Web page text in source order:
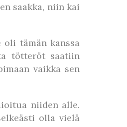
saakka, niin kai
tämän kanssa
tötteröt saatiin
vaikka sen
niiden alle.
olla vielä